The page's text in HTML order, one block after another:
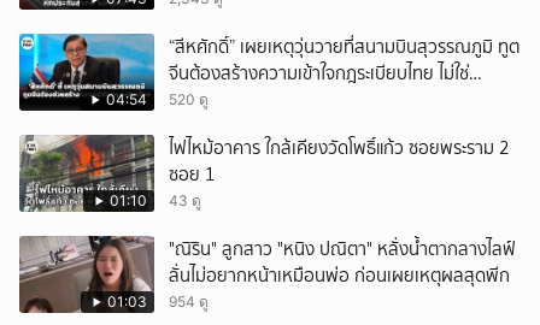
04:54
“สีหศักดิ์” เผยเหตุวุ่นวายที่สนามบินสุวรรณภูมิ ทูต
จีนต้องสร้างความเข้าใจกฎระเบียบไทย ไม่ใช่
ปกป้องฝ่ายจีนเพียงอย่างเดียว
520 ดู
01:10
ไฟไหม้อาคาร ใกล้เคียงวัดโพธิ์แก้ว ซอยพระราม 2
ซอย 1
43 ดู
01:03
"ณิริน" ลูกสาว "หนิง ปณิตา" หลั่งน้ำตากลางไลฟ์
ลั่นไม่อยากหน้าเหมือนพ่อ ก่อนเผยเหตุผลสุดพีก
954 ดู